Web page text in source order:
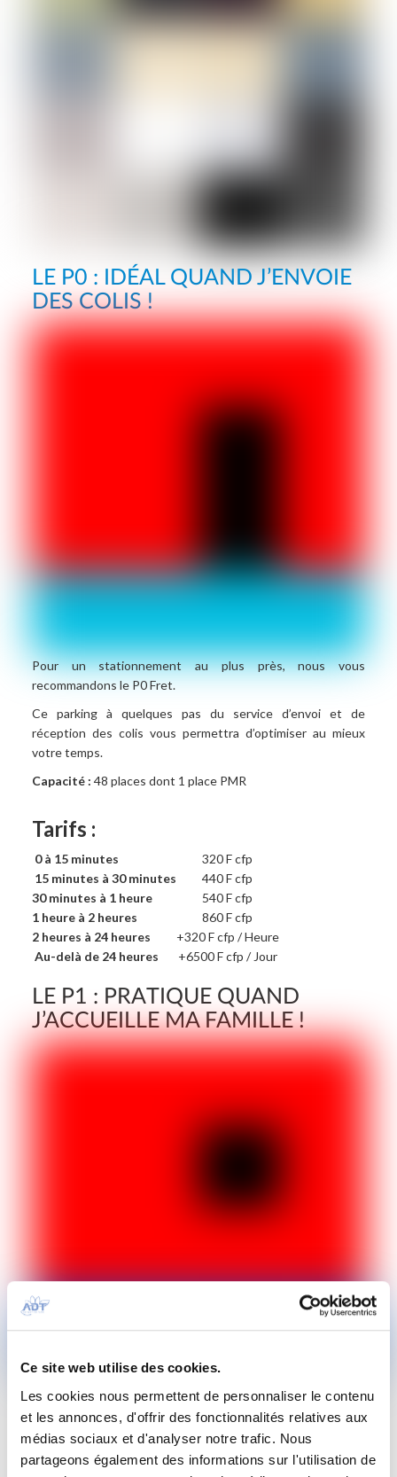
Ce site web utilise des cookies.
Les cookies nous permettent de personnaliser le contenu
et les annonces, d'offrir des fonctionnalités relatives aux
médias sociaux et d'analyser notre trafic. Nous
partageons également des informations sur l'utilisation de
LE P0 : IDÉAL QUAND J’ENVOIE
DES COLIS !
Pour un stationnement au plus près, nous vous
recommandons le P0 Fret.
Ce parking à quelques pas du service d’envoi et de
réception des colis vous permettra d’optimiser au mieux
votre temps.
Capacité : 48 places dont 1 place PMR
Tarifs :
0 à 15 minutes
320 F cfp
15 minutes à 30 minutes
440 F cfp
30 minutes à 1 heure
540 F cfp
1 heure à 2 heures
860 F cfp
2 heures à 24 heures
+320 F cfp / Heure
Au-delà de 24 heures
+6500 F cfp / Jour
LE P1 : PRATIQUE QUAND
J’ACCUEILLE MA FAMILLE !
Il se trouve à proximité de l’aérogare, offrant un accès facile
à tous les services de l’aéroport, notamment aux Halls
d’enregistrement pour les vols domestiques et
internationaux.